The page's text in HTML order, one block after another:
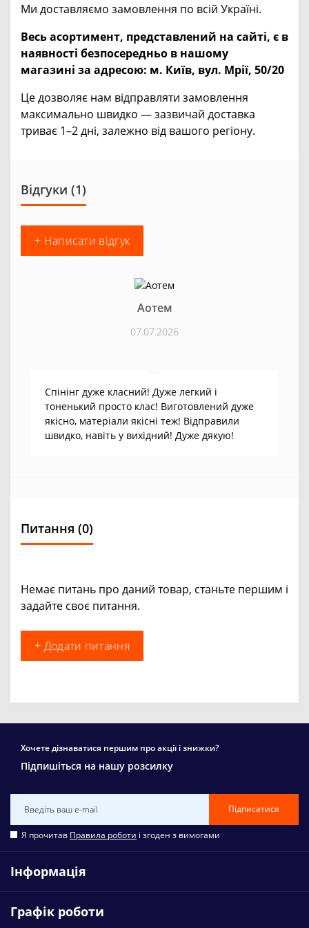
Ми доставляємо замовлення по всій Україні.
Весь асортимент, представлений на сайті, є в
наявності безпосередньо в нашому
магазині за адресою: м. Київ, вул. Мрії, 50/20
Це дозволяє нам відправляти замовлення
максимально швидко — зазвичай доставка
триває 1–2 дні, залежно від вашого регіону.
Відгуки (1)
+ Написати відгук
Аотем
07.07.2026
Спінінг дуже класний! Дуже легкий і
тоненький просто клас! Виготовлений дуже
якісно, матеріали якісні теж! Відправили
швидко, навіть у вихідний! Дуже дякую!
Питання (0)
Немає питань про даний товар, станьте першим і
задайте своє питання.
+ Додати питання
Хочете дізнаватися першим про акції і знижки?
Підпишіться на нашу розсилку
Підписатися
Я прочитав Правила роботи і згоден з вимогами
Інформація
Графік роботи